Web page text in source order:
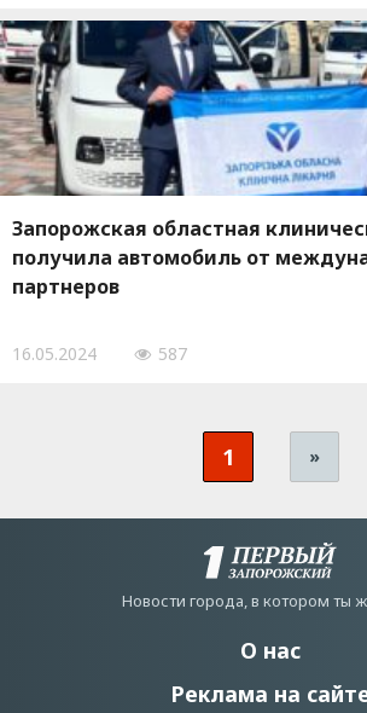
Запорожская областная
получила автомобиль от
партнеров
16.05.2024 587
1 »
Новости города, в котором ты
О нас
Реклама на